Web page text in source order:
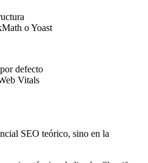
o Yoast
defecto
Vitals
SEO teórico, sino en la